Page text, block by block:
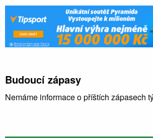
Budoucí zápasy
Nemáme informace o příštích zápasech